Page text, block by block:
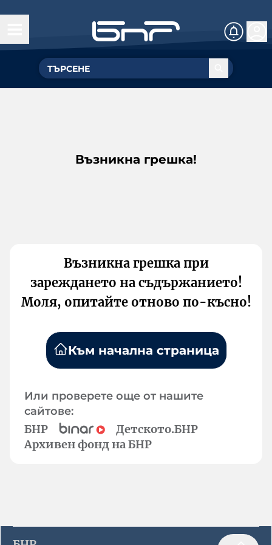
Възникна грешка!
Възникна грешка при
зареждането на съдържанието!
Моля, опитайте отново по-късно!
Към начална страница
Или проверете още от нашите
сайтове:
БНР
Детското.БНР
Архивен фонд на БНР